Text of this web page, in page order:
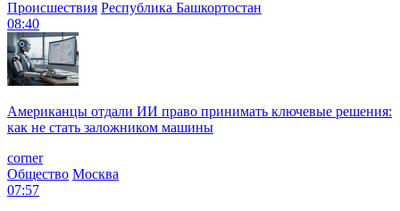
Происшествия Республика Башкортостан
08:40
Американцы отдали ИИ право принимать ключевые решения:
как не стать заложником машины
corner
Общество Москва
07:57